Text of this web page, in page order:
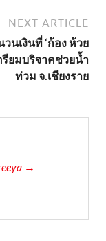
NEXT ARTICLE
วนเงินที่ ‘ก้อง ห้วย
ตรียมบริจาคช่วยน้ำ
ท่วม จ.เชียงราย
→